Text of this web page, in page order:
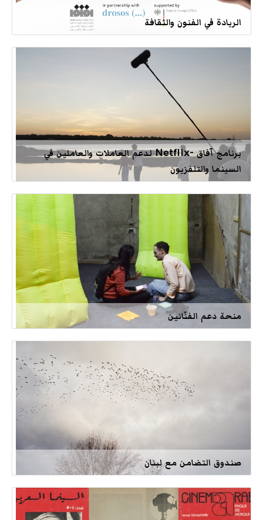
الريادة في الفنون والثقافة
برنامج آفاق -Netflix لدعم العاملات والعاملين في
السينما والتلفزيون
منحة دعم الفنّانين
صندوق التضامن مع لبنان